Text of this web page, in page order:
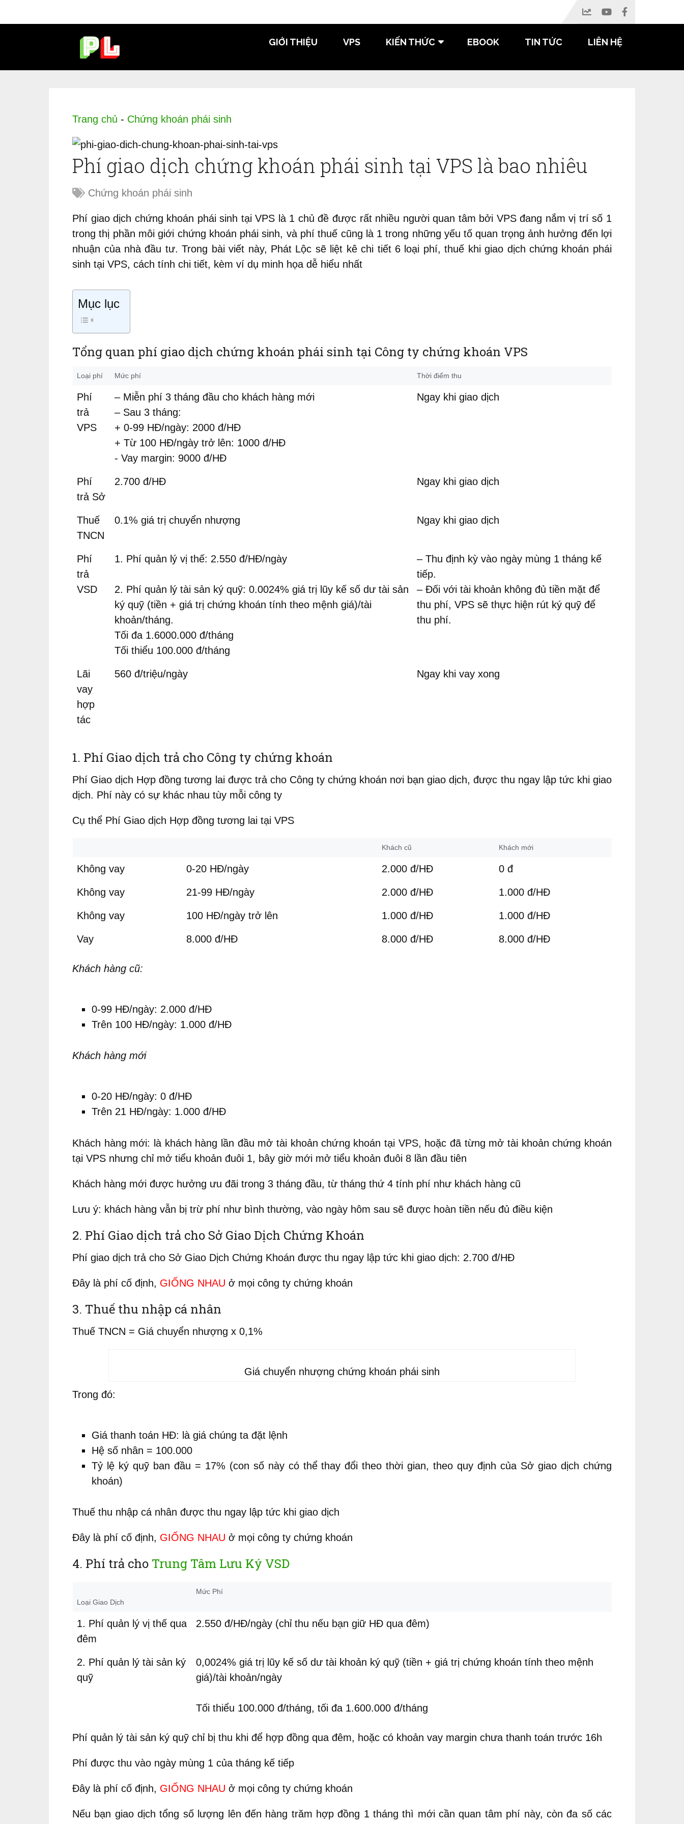
GIỚI THIỆU VPS KIẾN THỨC EBOOK TIN TỨC LIÊN HỆ
Trang chủ - Chứng khoán phái sinh
Phí giao dịch chứng khoán phái sinh tại VPS là bao nhiêu
Chứng khoán phái sinh
Phí giao dịch chứng khoán phái sinh tại VPS là 1 chủ đề được rất nhiều người quan tâm bởi VPS đang nắm vị trí số 1
trong thị phần môi giới chứng khoán phái sinh, và phí thuế cũng là 1 trong những yếu tố quan trọng ảnh hưởng đến lợi
nhuận của nhà đầu tư. Trong bài viết này, Phát Lộc sẽ liệt kê chi tiết 6 loại phí, thuế khi giao dịch chứng khoán phái
sinh tại VPS, cách tính chi tiết, kèm ví dụ minh họa dễ hiểu nhất
Mục lục
Tổng quan phí giao dịch chứng khoán phái sinh tại Công ty chứng khoán VPS
Loại phí Mức phí Thời điểm thu
Phí
trả
VPS
– Miễn phí 3 tháng đầu cho khách hàng mới
– Sau 3 tháng:
+ 0-99 HĐ/ngày: 2000 đ/HĐ
+ Từ 100 HĐ/ngày trở lên: 1000 đ/HĐ
- Vay margin: 9000 đ/HĐ
Ngay khi giao dịch
Phí
trả Sở
2.700 đ/HĐ Ngay khi giao dịch
Thuế
TNCN
0.1% giá trị chuyển nhượng Ngay khi giao dịch
Phí
trả
VSD
1. Phí quản lý vị thế: 2.550 đ/HĐ/ngày
2. Phí quản lý tài sản ký quỹ: 0.0024% giá trị lũy kế số dư tài sản
ký quỹ (tiền + giá trị chứng khoán tính theo mệnh giá)/tài
khoản/tháng.
Tối đa 1.6000.000 đ/tháng
Tối thiểu 100.000 đ/tháng
– Thu định kỳ vào ngày mùng 1 tháng kế
tiếp.
– Đối với tài khoản không đủ tiền mặt để
thu phí, VPS sẽ thực hiện rút ký quỹ để
thu phí.
Lãi
vay
hợp
tác
560 đ/triệu/ngày Ngay khi vay xong
1. Phí Giao dịch trả cho Công ty chứng khoán
Phí Giao dịch Hợp đồng tương lai được trả cho Công ty chứng khoán nơi bạn giao dịch, được thu ngay lập tức khi giao
dịch. Phí này có sự khác nhau tùy mỗi công ty
Cụ thể Phí Giao dịch Hợp đồng tương lai tại VPS
Khách cũ Khách mới
Không vay 0-20 HĐ/ngày 2.000 đ/HĐ 0 đ
Không vay 21-99 HĐ/ngày 2.000 đ/HĐ 1.000 đ/HĐ
Không vay 100 HĐ/ngày trở lên 1.000 đ/HĐ 1.000 đ/HĐ
Vay 8.000 đ/HĐ 8.000 đ/HĐ 8.000 đ/HĐ
Khách hàng cũ:
0-99 HĐ/ngày: 2.000 đ/HĐ
Trên 100 HĐ/ngày: 1.000 đ/HĐ
Khách hàng mới
0-20 HĐ/ngày: 0 đ/HĐ
Trên 21 HĐ/ngày: 1.000 đ/HĐ
Khách hàng mới: là khách hàng lần đầu mở tài khoản chứng khoán tại VPS, hoặc đã từng mở tài khoản chứng khoán
tại VPS nhưng chỉ mở tiểu khoản đuôi 1, bây giờ mới mở tiểu khoản đuôi 8 lần đầu tiên
Khách hàng mới được hưởng ưu đãi trong 3 tháng đầu, từ tháng thứ 4 tính phí như khách hàng cũ
Lưu ý: khách hàng vẫn bị trừ phí như bình thường, vào ngày hôm sau sẽ được hoàn tiền nếu đủ điều kiện
2. Phí Giao dịch trả cho Sở Giao Dịch Chứng Khoán
Phí giao dịch trả cho Sở Giao Dịch Chứng Khoán được thu ngay lập tức khi giao dịch: 2.700 đ/HĐ
Đây là phí cố định, GIỐNG NHAU ở mọi công ty chứng khoán
3. Thuế thu nhập cá nhân
Thuế TNCN = Giá chuyển nhượng x 0,1%
Giá chuyển nhượng chứng khoán phái sinh
Trong đó:
Giá thanh toán HĐ: là giá chúng ta đặt lệnh
Hệ số nhân = 100.000
Tỷ lệ ký quỹ ban đầu = 17% (con số này có thể thay đổi theo thời gian, theo quy định của Sở giao dịch chứng
khoán)
Thuế thu nhập cá nhân được thu ngay lập tức khi giao dịch
Đây là phí cố định, GIỐNG NHAU ở mọi công ty chứng khoán
4. Phí trả cho Trung Tâm Lưu Ký VSD
Loại Giao Dịch
Mức Phí
1. Phí quản lý vị thế qua
đêm
2.550 đ/HĐ/ngày (chỉ thu nếu bạn giữ HĐ qua đêm)
2. Phí quản lý tài sản ký
quỹ
0,0024% giá trị lũy kế số dư tài khoản ký quỹ (tiền + giá trị chứng khoán tính theo mệnh
giá)/tài khoản/ngày
Tối thiểu 100.000 đ/tháng, tối đa 1.600.000 đ/tháng
Phí quản lý tài sản ký quỹ chỉ bị thu khi để hợp đồng qua đêm, hoặc có khoản vay margin chưa thanh toán trước 16h
Phí được thu vào ngày mùng 1 của tháng kế tiếp
Đây là phí cố định, GIỐNG NHAU ở mọi công ty chứng khoán
Nếu bạn giao dịch tổng số lượng lên đến hàng trăm hợp đồng 1 tháng thì mới cần quan tâm phí này, còn đa số các